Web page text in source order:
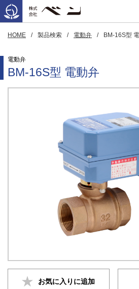
HOME 製品検索 電動弁 BM-16S型
電動弁
BM-16S型 電動弁
お気に入りに追加